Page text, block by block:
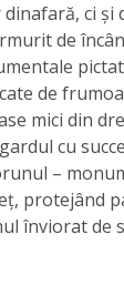
ci și
de
de
mici din
cu
–
protejând
înviorat de